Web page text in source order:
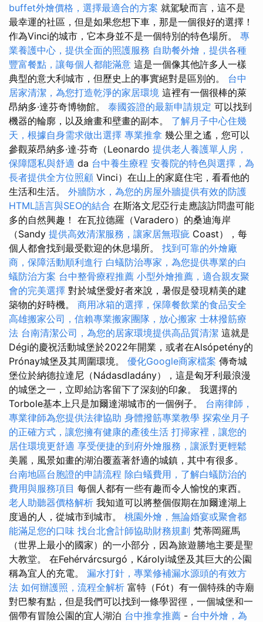
buffet外燴價格，選擇最適合的方案 就駕駛而言，這不是
最幸運的社區，但是如果您想下車，那是一個很好的選擇！
作為Vinci的城市，它本身並不是一個特別的特色場所。 專
業養護中心，提供全面的照護服務 自助餐外燴，提供各種
豐富餐點，讓每個人都能滿意 這是一個像其他許多人一樣
典型的意大利城市，但歷史上的事實絕對是區別的。 台中
居家清潔，為您打造乾淨的家居環境 這裡有一個很棒的萊
昂納多·達芬奇博物館。 泰國簽證的最新申請規定 可以找到
機器的輪廓，以及繪畫和壁畫的副本。 了解月子中心住幾
天，根據自身需求做出選擇 專業推拿 幾公里之遙，您可以
參觀萊昂納多·達·芬奇（Leonardo 提供老人養護單人房，
保障隱私與舒適 da 台中養生療程 安養院的特色與選擇，為
長者提供全方位照顧 Vinci）在山上的家庭住宅，看看他的
生活和生活。 外牆防水，為您的房屋外牆提供有效的防護
HTML語言與SEO的結合 在斯洛文尼亞行走應該訪問盡可能
多的自然興趣！ 在瓦拉德羅（Varadero）的桑迪海岸
（Sandy 提供高效清潔服務，讓家居無瑕疵 Coast），每
個人都會找到最受歡迎的休息場所。 找到可靠的外燴廠
商，保障活動順利進行 白蟻防治專家，為您提供專業的白
蟻防治方案 台中整骨療程推薦 小型外燴推薦，適合親友聚
會的完美選擇 對於城堡愛好者來說，暑假是發現精美的建
築物的好時機。 商用冰箱的選擇，保障餐飲業的食品安全
高雄搬家公司，信賴專業搬家團隊，放心搬家 士林撥筋療
法 台南清潔公司，為您的居家環境提供高品質清潔 這就是
Dégi的慶祝活動城堡於2022年開業，或者在Alsópetény的
Prónay城堡及其周圍環境。 優化Google商家檔案 傳奇城
堡位於納德拉達尼（Nádasdladány），這是匈牙利最浪漫
的城堡之一，立即給訪客留下了深刻的印象。 我選擇的
Torbole基本上只是加爾達湖城市的一個例子。 台南律師，
專業律師為您提供法律協助 身體撥筋專業教學 探索坐月子
的正確方式，讓您擁有健康的產後生活 打掃家裡，讓您的
居住環境更舒適 享受便捷的到府外燴服務，讓派對更輕鬆
美麗，風景如畫的湖泊覆蓋著舒適的城鎮，其中有很多。
台南地區台胞證的申請流程 除白蟻費用，了解白蟻防治的
費用與服務項目 每個人都有一些有趣而令人愉悅的東西。
老人助聽器價格解析 我知道可以將整個假期在加爾達湖上
度過的人，從城市到城市。 桃園外燴，無論婚宴或聚會都
能滿足您的口味 找台北會計師協助財務規劃 梵蒂岡羅馬
（世界上最小的國家）的一小部分，因為旅遊勝地主要是聖
大教堂。 在Fehérvárcsurgó，Károlyi城堡及其巨大的公園
稱為宜人的充電。 漏水打針，專業修補漏水源頭的有效方
法 如何辦護照，流程全解析 富特（Fót）有一個特殊的寺廟
對巴黎有點，但是我們可以找到一條學習徑，一個城堡和一
個帶有冒險公園的宜人湖泊 台中推拿推薦 - 台中外燴，為